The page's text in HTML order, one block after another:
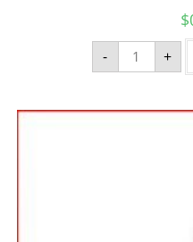
$
- +